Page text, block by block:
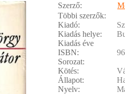
Szerző:
Többi szerzők:
Kiadó:
Kiadás helye:
Kiadás éve
ISBN:
Sorozat:
Kötés:
Állapot:
Nyelv: